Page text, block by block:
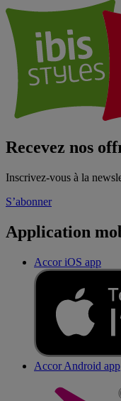
Recevez nos
Inscrivez-vous à la
S’abonner
Application
Accor iOS app
Accor Android app